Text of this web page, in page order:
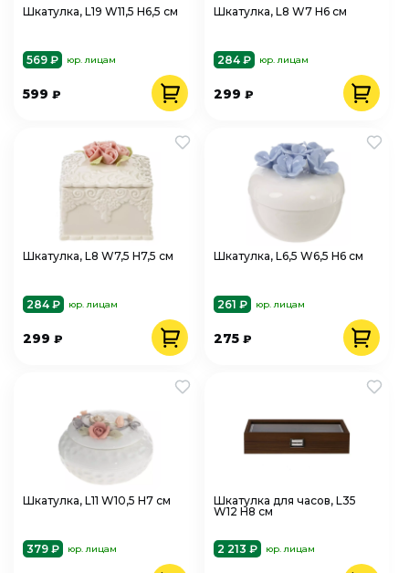
Шкатулка, L19 W11,5 H6,5 см
569 ₽ юр. лицам
599 ₽
Шкатулка, L8 W7 H6 см
284 ₽ юр. лицам
299₽
Шкатулка, L8 W7,5 H7,5 см
284 ₽ юр. лицам
299 ₽
Шкатулка, L6,5 W6,5 H6 см
261 ₽ юр. лицам
275₽
Шкатулка, L11 W10,5 H7 см
379 ₽ юр. лицам
Шкатулка для часов, L35
W12 H8 см
2 213 ₽ юр. лицам